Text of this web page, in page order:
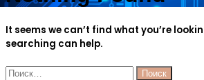
It seems we can’t find what you’re
searching can help.
Найти: